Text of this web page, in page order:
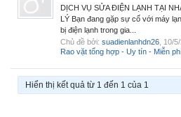
DỊCH VỤ SỬA ĐIỆN LẠNH TẠI
LÝ Bạn đang gặp sự cố với máy
bị điện lạnh trong gia...
Chủ đề bởi: suadienlanhdn26 10/
Rao vặt tổng hợp - Uy tín - Miễn
Hiển thị kết quả từ 1 đến 1 của 1